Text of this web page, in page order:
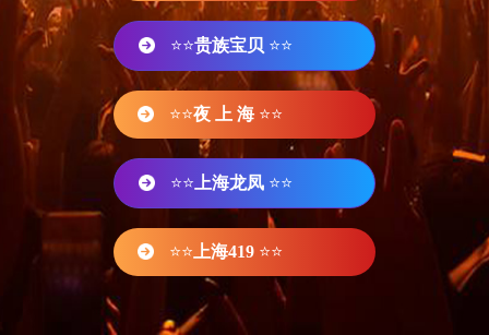
⭐⭐贵族宝贝 ⭐⭐
⭐⭐夜 上 海 ⭐⭐
⭐⭐ 上海龙凤 ⭐⭐
⭐⭐ 上海419 ⭐⭐